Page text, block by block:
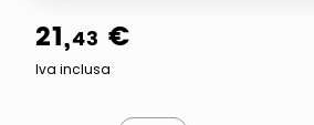
21,43 €
Iva inclusa